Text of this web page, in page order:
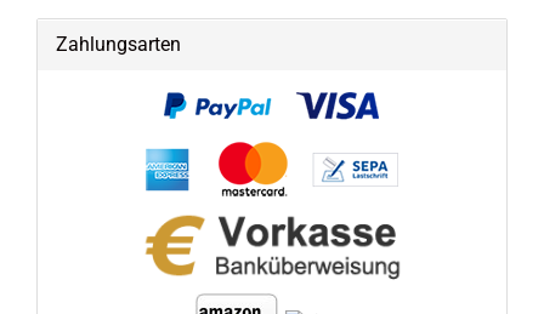
Zahlungsarten